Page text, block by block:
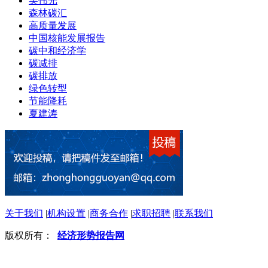
森林碳汇
高质量发展
中国核能发展报告
碳中和经济学
碳减排
碳排放
绿色转型
节能降耗
夏建涛
关于我们 |机构设置 |商务合作 |求职招聘 |联系我们
版权所有： 经济形势报告网